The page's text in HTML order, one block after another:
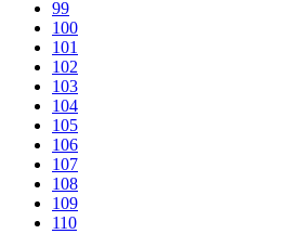
99
100
101
102
103
104
105
106
107
108
109
110